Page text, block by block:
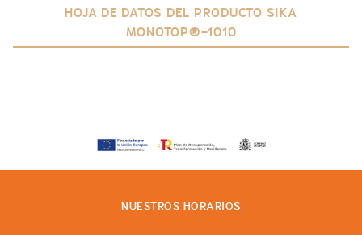
HOJA DE DATOS DEL PRODUCTO SIKA
MONOTOP®-1010
NUESTROS HORARIOS